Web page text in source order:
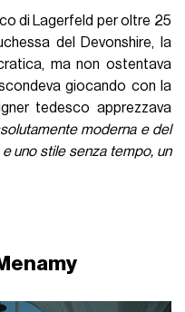
di Lagerfeld per oltre 25
del Devonshire, la
ma non ostentava
giocando con la
tedesco apprezzava
moderna e del
uno stile senza tempo, un